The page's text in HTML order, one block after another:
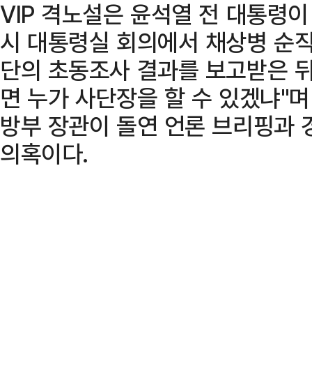
VIP 격노설은 윤석열 전 대통령
시 대통령실 회의에서 채상병 순
단의 초동조사 결과를 보고받은
면 누가 사단장을 할 수 있겠냐"
방부 장관이 돌연 언론 브리핑과
의혹이다.